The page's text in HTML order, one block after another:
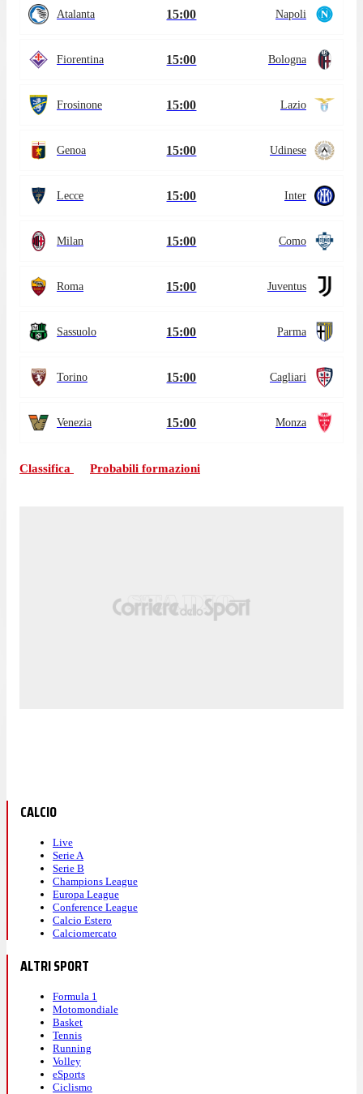
Atalanta 15:00 Napoli
Fiorentina 15:00 Bologna
Frosinone 15:00 Lazio
Genoa 15:00 Udinese
Lecce 15:00 Inter
Milan 15:00 Como
Roma 15:00 Juventus
Sassuolo 15:00 Parma
Torino 15:00 Cagliari
Venezia 15:00 Monza
Classifica Probabili formazioni
CALCIO
Live
Serie A
Serie B
Champions League
Europa League
Conference League
Calcio Estero
Calciomercato
ALTRI SPORT
Formula 1
Motomondiale
Basket
Tennis
Running
Volley
eSports
Ciclismo